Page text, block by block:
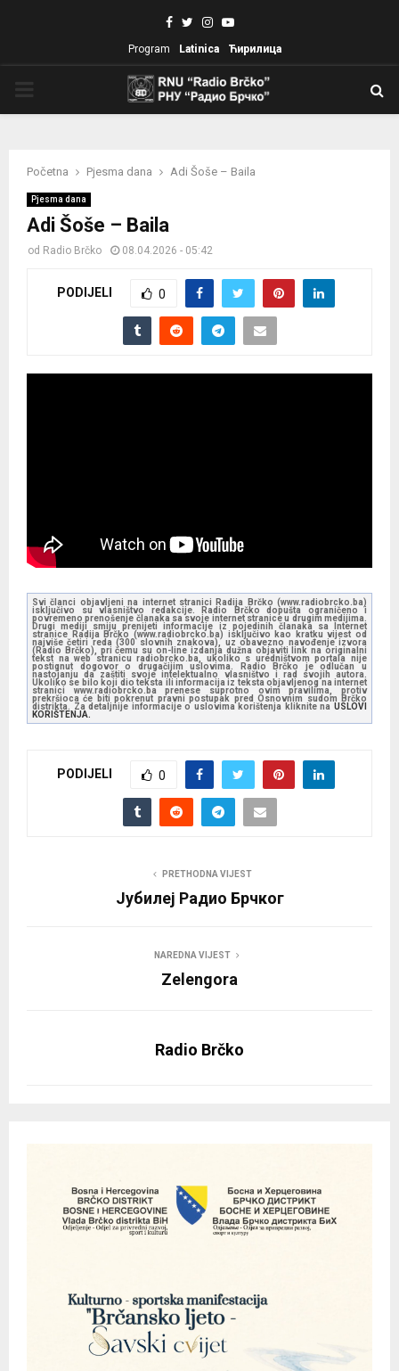
Facebook
TwitterInstagram
Youtube
Program Latinica Ћирилица
Početna Pjesma dana Adi Šoše – Baila
Pjesma dana
Adi Šoše – Baila
od Radio Brčko 08.04.2026 - 05:42
PODIJELI 0
Svi članci objavljeni na internet stranici Radija Brčko (www.radiobrcko.ba)
isključivo su vlasništvo redakcije. Radio Brčko dopušta ograničeno i
povremeno prenošenje članaka sa svoje internet stranice u drugim medijima.
Drugi mediji smiju prenijeti informacije iz pojedinih članaka sa Internet
stranice Radija Brčko (www.radiobrcko.ba) isključivo kao kratku vijest od
najviše četiri reda (300 slovnih znakova), uz obavezno navođenje izvora
(Radio Brčko), pri čemu su on-line izdanja dužna objaviti link na originalni
tekst na web stranicu radiobrcko.ba, ukoliko s uredništvom portala nije
postignut dogovor o drugačijim uslovima. Radio Brčko je odlučan u
nastojanju da zaštiti svoje intelektualno vlasništvo i rad svojih autora.
Ukoliko se bilo koji dio teksta ili informacija iz teksta objavljenog na internet
stranici www.radiobrcko.ba prenese suprotno ovim pravilima, protiv
prekršioca će biti pokrenut pravni postupak pred Osnovnim sudom Brčko
distrikta. Za detaljnije informacije o uslovima korištenja kliknite na USLOVI
KORIŠTENJA.
PODIJELI 0
PRETHODNA VIJEST
Јубилеј Радио Брчког
NAREDNA VIJEST
Zelengora
Radio Brčko